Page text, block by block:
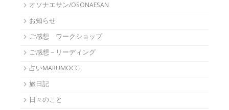
オソナエサン/OSONAESAN
お知らせ
ご感想 ワークショップ
ご感想－リーディング
占いMARUMOCCI
旅日記
日々のこと